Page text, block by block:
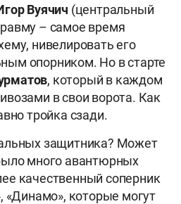
Вуячич (центральный
– самое время
нивелировать его
опорником. Но в старте
, который в каждом
в свои ворота. Как
тройка сзади.
защитника? Может
много авантюрных
качественный соперник
«Динамо», которые могут